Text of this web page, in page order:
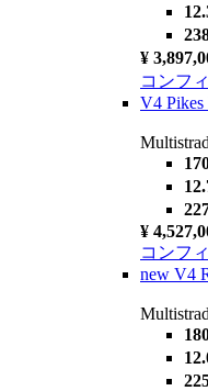
¥
コンフ
V4 Pikes
¥
コンフ
new V4